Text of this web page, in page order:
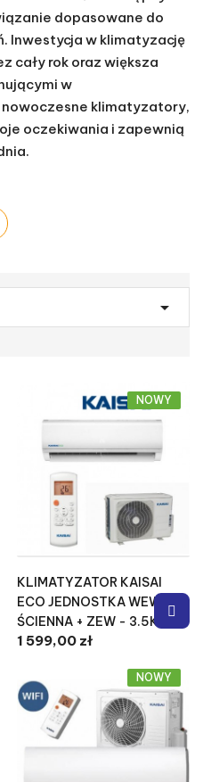
dostępnych
dopasowane do
Inwestycja w klimatyzację
cały rok oraz większa
w
klimatyzatory,
oczekiwania i zapewnią

NOWY
KLIMATYZATOR KAISAI
ECO JEDNOSTKA WEW
ŚCIENNA + ZEW - 3.5KW
1 599,00 zł
NOWY